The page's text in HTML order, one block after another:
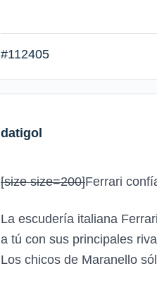
#112405
datigol
[size size=200]Ferrari
La escudería italiana
a tú con sus principales
Los chicos de Maranello